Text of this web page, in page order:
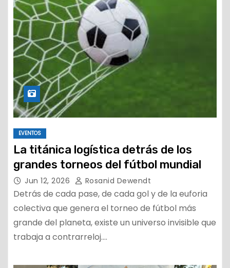
EVENTOS
La titánica logística detrás de los
grandes torneos del fútbol mundial
Jun 12, 2026 Rosanid Dewendt
Detrás de cada pase, de cada gol y de la euforia
colectiva que genera el torneo de fútbol más
grande del planeta, existe un universo invisible que
trabaja a contrarreloj.…